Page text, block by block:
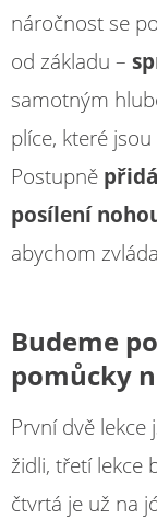
náročnost se
od základu –
samotným
plíce, které
Postupně
posílení
abychom
Budeme
pomůcky
První dvě lekce
židli, třetí lekce
čtvrtá je už na